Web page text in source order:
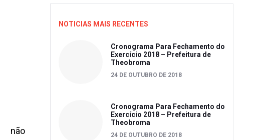
não
NOTICIAS MAIS RECENTES
Cronograma Para Fechamento do
Exercício 2018 – Prefeitura de
Theobroma
24 DE OUTUBRO DE 2018
Cronograma Para Fechamento do
Exercício 2018 – Prefeitura de
Theobroma
24 DE OUTUBRO DE 2018